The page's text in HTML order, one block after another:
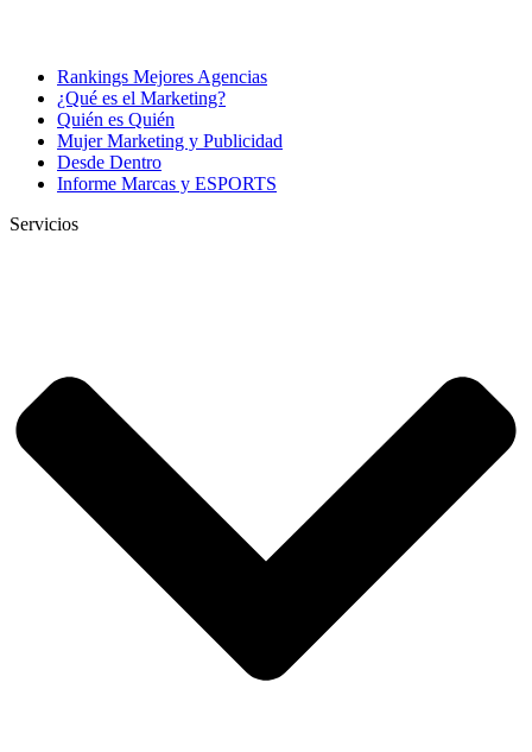
Rankings Mejores Agencias
¿Qué es el Marketing?
Quién es Quién
Mujer Marketing y Publicidad
Desde Dentro
Informe Marcas y ESPORTS
Servicios